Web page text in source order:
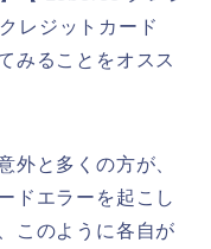
レジットカード
みることをオスス
外と多くの方が、
ドエラーを起こし
このように各自が